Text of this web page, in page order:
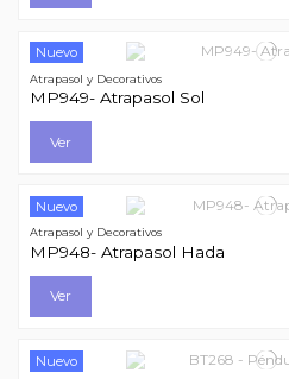
Nuevo
Atrapasol y Decorativos
MP949- Atrapasol Sol
Ver
Nuevo
Atrapasol y Decorativos
MP948- Atrapasol Hada
Ver
Nuevo